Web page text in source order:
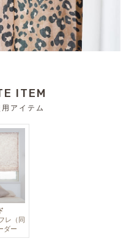
ITEM
アイテム
レ（同
ダー